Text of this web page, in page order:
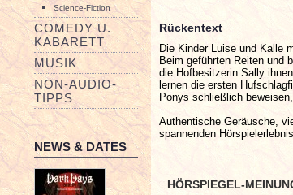
Science-Fiction
COMEDY U.
KABARETT
MUSIK
NON-AUDIO-
TIPPS
NEWS & DATES
Rückentext
Die Kinder Luise und Kalle
Beim geführten Reiten und
die Hofbesitzerin Sally
lernen die ersten
Ponys schließlich
Authentische Geräusche,
spannenden
HÖRSPIEGEL-